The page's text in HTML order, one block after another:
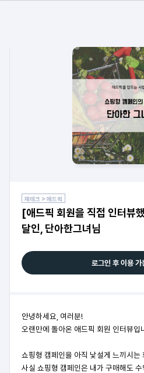
재테크 > 애드픽
[애드픽 회원을 직접 인터뷰
달인, 단아한그녀님
로그인 후 이용 가
안녕하세요, 여러분!
오랜만에 돌아온 애드픽 회원 인터뷰입
쇼핑형 캠페인을 아직 낯설게 느끼시는
사실 쇼핑형 캠페인은 내가 구매해도 수